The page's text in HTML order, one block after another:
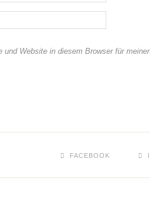
und Website in diesem Browser für
FACEBOOK